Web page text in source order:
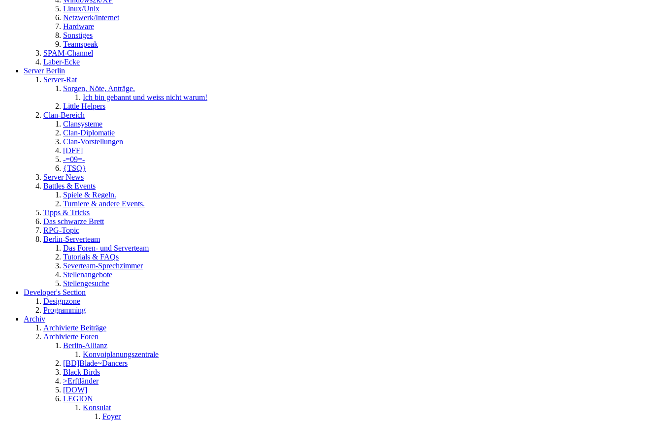
Linux/Unix
Netzwerk/Internet
Hardware
Sonstiges
Teamspeak
SPAM-Channel
Laber-Ecke
Server Berlin
Server-Rat
Sorgen, Nöte, Anträge.
Ich bin gebannt und weiss nicht warum!
Little Helpers
Clan-Bereich
Clansysteme
Clan-Diplomatie
Clan-Vorstellungen
[DFF]
-=09=-
{TSQ}
Server News
Battles & Events
Spiele & Regeln.
Turniere & andere Events.
Tipps & Tricks
Das schwarze Brett
RPG-Topic
Berlin-Serverteam
Das Foren- und Serverteam
Tutorials & FAQs
Severteam-Sprechzimmer
Stellenangebote
Stellengesuche
Developer's Section
Designzone
Programming
Archiv
Archivierte Beiträge
Archivierte Foren
Berlin-Allianz
Konvoiplanungszentrale
[BD]Blade~Dancers
Black Birds
>Erftländer
[DOW]
LEGION
Konsulat
Foyer